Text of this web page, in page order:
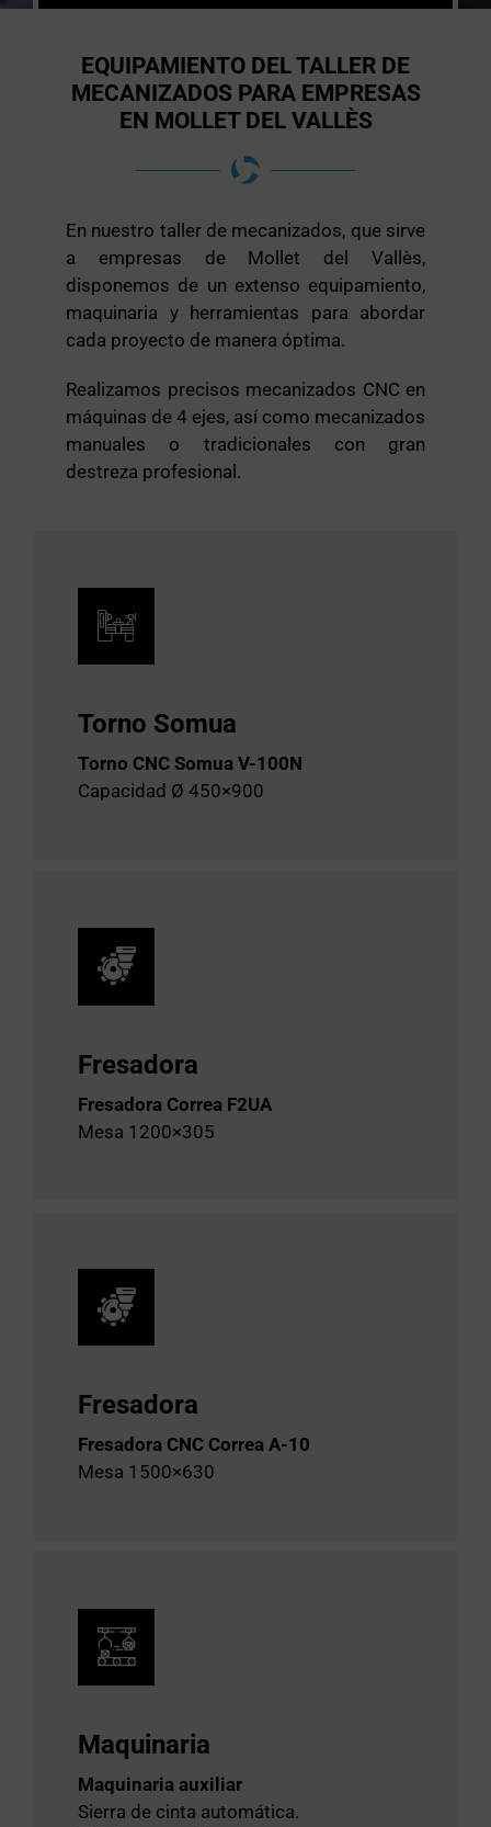
EQUIPAMIENTO DEL TALLER DE
MECANIZADOS PARA EMPRESAS
EN MOLLET DEL VALLÈS
En nuestro taller de mecanizados, que sirve
a empresas de Mollet del Vallès,
disponemos de un extenso equipamiento,
maquinaria y herramientas para abordar
cada proyecto de manera óptima.
Realizamos precisos mecanizados CNC en
máquinas de 4 ejes, así como mecanizados
manuales o tradicionales con gran
destreza profesional.
Torno Somua
Torno CNC Somua V-100N
Capacidad Ø 450×900
Fresadora
Fresadora Correa F2UA
Mesa 1200×305
Fresadora
Fresadora CNC Correa A-10
Mesa 1500×630
Maquinaria
Maquinaria auxiliar
Sierra de cinta automática.